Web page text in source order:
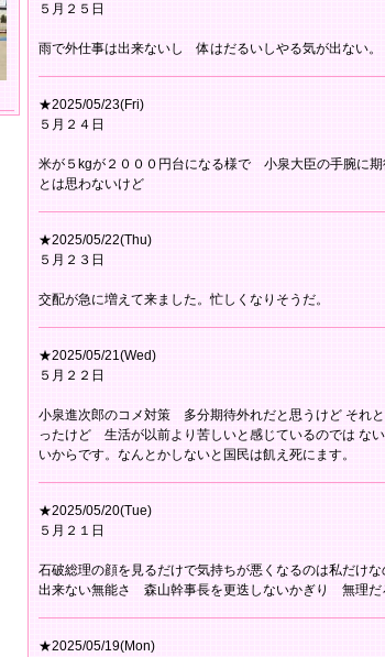
５月２５日
雨で外仕事は出来ないし 体はだるいしやる気が出ない。
★2025/05/23(Fri)
５月２４日
米が５kgが２０００円台になる様で 小泉大臣の手腕に
とは思わないけど
★2025/05/22(Thu)
５月２３日
交配が急に増えて来ました。忙しくなりそうだ。
★2025/05/21(Wed)
５月２２日
小泉進次郎のコメ対策 多分期待外れだと思うけど そ
ったけど 生活が以前より苦しいと感じているのでは な
いからです。なんとかしないと国民は飢え死にます。
★2025/05/20(Tue)
５月２１日
石破総理の顔を見るだけで気持ちが悪くなるのは私だけ
出来ない無能さ 森山幹事長を更迭しないかぎり 無理だ
★2025/05/19(Mon)